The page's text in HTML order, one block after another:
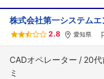
株式会社第一システムエ
2.8 愛知県
CADオペレーター 20代